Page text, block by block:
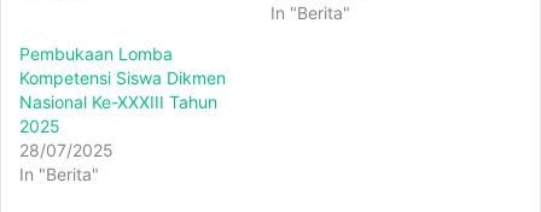
In "Berita"
Pembukaan Lomba
Kompetensi Siswa Dikmen
Nasional Ke-XXXIII Tahun
2025
28/07/2025
In "Berita"